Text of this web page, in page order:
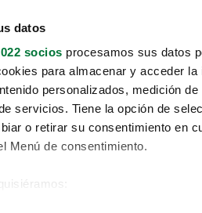
datos
socios procesamos sus datos
para almacenar y acceder
personalizados, medición
servicios. Tiene la opción de
o retirar su consentimiento en
Menú de consentimiento.